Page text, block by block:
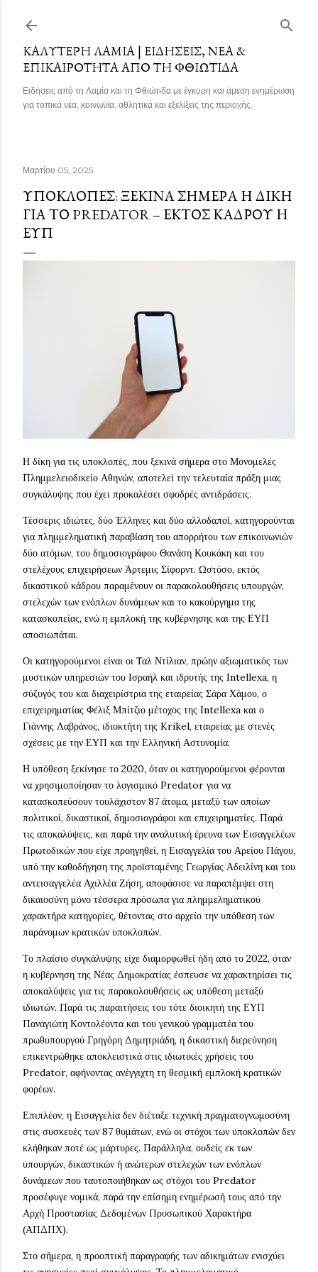
ΚΑΛΎΤΕΡΗ ΛΑΜΊΑ | ΕΙΔΉΣΕΙΣ, ΝΈΑ &
ΕΠΙΚΑΙΡΌΤΗΤΑ ΑΠΌ ΤΗ ΦΘΙΏΤΙΔΑ
Ειδήσεις από τη Λαμία και τη Φθιώτιδα με έγκυρη και άμεση ενημέρωση
για τοπικά νέα, κοινωνία, αθλητικά και εξελίξεις της περιοχής.
Μαρτίου 05, 2025
ΥΠΟΚΛΟΠΈΣ: ΞΕΚΙΝΆ ΣΉΜΕΡΑ Η ΔΊΚΗ
ΓΙΑ ΤΟ PREDATOR – ΕΚΤΌΣ ΚΆΔΡΟΥ Η
ΕΥΠ
Η δίκη για τις υποκλοπές, που ξεκινά σήμερα στο Μονομελές
Πλημμελειοδικείο Αθηνών, αποτελεί την τελευταία πράξη μιας
συγκάλυψης που έχει προκαλέσει σφοδρές αντιδράσεις.
Τέσσερις ιδιώτες, δύο Έλληνες και δύο αλλοδαποί, κατηγορούνται
για πλημμεληματική παραβίαση του απορρήτου των επικοινωνιών
δύο ατόμων, του δημοσιογράφου Θανάση Κουκάκη και του
στελέχους επιχειρήσεων Άρτεμις Σίφορντ. Ωστόσο, εκτός
δικαστικού κάδρου παραμένουν οι παρακολουθήσεις υπουργών,
στελεχών των ενόπλων δυνάμεων και το κακούργημα της
κατασκοπείας, ενώ η εμπλοκή της κυβέρνησης και της ΕΥΠ
αποσιωπάται.
Οι κατηγορούμενοι είναι οι Ταλ Ντίλιαν, πρώην αξιωματικός των
μυστικών υπηρεσιών του Ισραήλ και ιδρυτής της Intellexa, η
σύζυγός του και διαχειρίστρια της εταιρείας Σάρα Χάμου, ο
επιχειρηματίας Φέλιξ Μπίτζιο μέτοχος της Intellexa και ο
Γιάννης Λαβράνος, ιδιοκτήτη της Krikel, εταιρείας με στενές
σχέσεις με την ΕΥΠ και την Ελληνική Αστυνομία.
Η υπόθεση ξεκίνησε το 2020, όταν οι κατηγορούμενοι φέρονται
να χρησιμοποίησαν το λογισμικό Predator για να
κατασκοπεύσουν τουλάχιστον 87 άτομα, μεταξύ των οποίων
πολιτικοί, δικαστικοί, δημοσιογράφοι και επιχειρηματίες. Παρά
τις αποκαλύψεις, και παρά την αναλυτική έρευνα των Εισαγγελέων
Πρωτοδικών που είχε προηγηθεί, η Εισαγγελία του Αρείου Πάγου,
υπό την καθοδήγηση της προϊσταμένης Γεωργίας Αδειλίνη και του
αντεισαγγελέα Αχιλλέα Ζήση, αποφάσισε να παραπέμψει στη
δικαιοσύνη μόνο τέσσερα πρόσωπα για πλημμεληματικού
χαρακτήρα κατηγορίες, θέτοντας στο αρχείο την υπόθεση των
παράνομων κρατικών υποκλοπών.
Το πλαίσιο συγκάλυψης είχε διαμορφωθεί ήδη από το 2022, όταν
η κυβέρνηση της Νέας Δημοκρατίας έσπευσε να χαρακτηρίσει τις
αποκαλύψεις για τις παρακολουθήσεις ως υπόθεση μεταξύ
ιδιωτών. Παρά τις παραιτήσεις του τότε διοικητή της ΕΥΠ
Παναγιώτη Κοντολέοντα και του γενικού γραμματέα του
πρωθυπουργού Γρηγόρη Δημητριάδη, η δικαστική διερεύνηση
επικεντρώθηκε αποκλειστικά στις ιδιωτικές χρήσεις του
Predator, αφήνοντας ανέγγιχτη τη θεσμική εμπλοκή κρατικών
φορέων.
Επιπλέον, η Εισαγγελία δεν διέταξε τεχνική πραγματογνωμοσύνη
στις συσκευές των 87 θυμάτων, ενώ οι στόχοι των υποκλοπών δεν
κλήθηκαν ποτέ ως μάρτυρες. Παράλληλα, ουδείς εκ των
υπουργών, δικαστικών ή ανώτερων στελεχών των ενόπλων
δυνάμεων που ταυτοποιήθηκαν ως στόχοι του Predator
προσέφυγε νομικά, παρά την επίσημη ενημέρωσή τους από την
Αρχή Προστασίας Δεδομένων Προσωπικού Χαρακτήρα
(ΑΠΔΠΧ).
Στο σήμερα, η προοπτική παραγραφής των αδικημάτων ενισχύει